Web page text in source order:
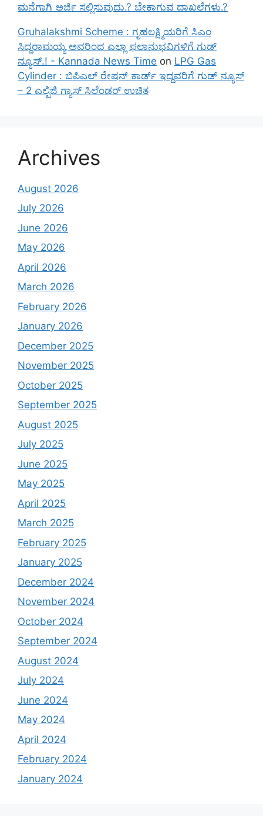
ಮನೆಗಾಗಿ ಅರ್ಜಿ ಸಲ್ಲಿಸುವುದು.? ಬೇಕಾಗುವ ದಾಖಲೆಗಳು.?
Gruhalakshmi Scheme : ಗೃಹಲಕ್ಷ್ಮಿಯರಿಗೆ ಸಿಎಂ
ಸಿದ್ದರಾಮಯ್ಯ ಅವರಿಂದ ಎಲ್ಲಾ ಫಲಾನುಭವಿಗಳಿಗೆ ಗುಡ್
ನ್ಯೂಸ್.! - Kannada News Time on LPG Gas
Cylinder : ಬಿಪಿಎಲ್ ರೇಷನ್ ಕಾರ್ಡ್ ಇದ್ದವರಿಗೆ ಗುಡ್ ನ್ಯೂಸ್
– 2 ಎಲ್ಪಿಜಿ ಗ್ಯಾಸ್ ಸಿಲೆಂಡರ್ ಉಚಿತ
Archives
August 2026
July 2026
June 2026
May 2026
April 2026
March 2026
February 2026
January 2026
December 2025
November 2025
October 2025
September 2025
August 2025
July 2025
June 2025
May 2025
April 2025
March 2025
February 2025
January 2025
December 2024
November 2024
October 2024
September 2024
August 2024
July 2024
June 2024
May 2024
April 2024
February 2024
January 2024